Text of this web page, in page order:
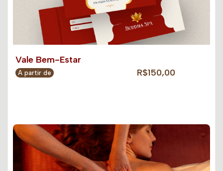
Vale Bem-Estar
A partir de R$150,00